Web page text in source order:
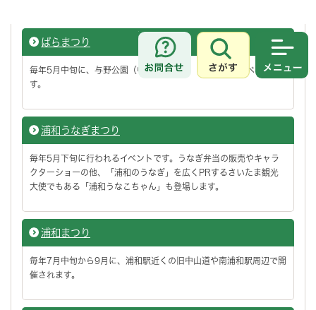
お問合せ
さがす
ばらまつり
毎年5月中旬に、与野公園（中央区本町西）で行われるイベントで
す。
浦和うなぎまつり
毎年5月下旬に行われるイベントです。うなぎ弁当の販売やキャラ
クターショーの他、「浦和のうなぎ」を広くPRするさいたま観光
大使でもある「浦和うなこちゃん」も登場します。
浦和まつり
毎年7月中旬から9月に、浦和駅近くの旧中山道や南浦和駅周辺で開
催されます。